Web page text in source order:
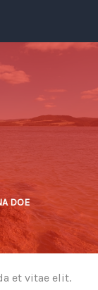
DOE
et vitae elit.